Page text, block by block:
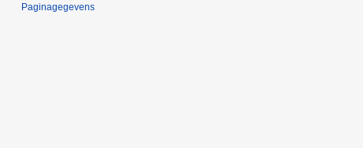
Paginagegevens